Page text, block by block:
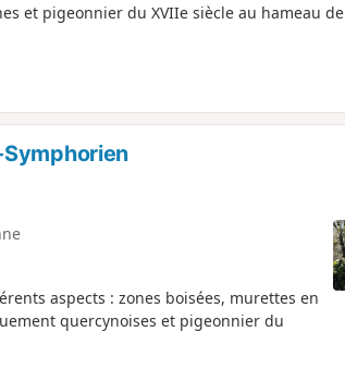
et pigeonnier du XVIIe siècle au hameau de
aspects : zones boisées, murettes en
quercynoises et pigeonnier du